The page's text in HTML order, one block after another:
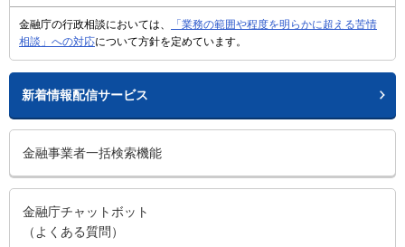
金融庁の行政相談においては、
「業務の範囲や程度を明らかに超える苦情
相談」への対応について方針を定めています。
新着情報配信サービス
金融事業者一括検索機能
金融庁チャットボット
（よくある質問）